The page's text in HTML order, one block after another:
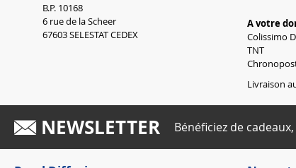
B.P. 10168
6 rue de la Scheer
67603 SELESTAT CEDEX
A votre
Colissimo
TNT
Livraison
NEWSLETTER Bénéficiez de